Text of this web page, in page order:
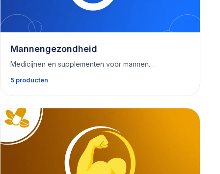
Mannengezondheid
Medicijnen en supplementen voor mannen.…
5 producten